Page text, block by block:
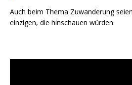
Auch beim Thema Zuwanderung
einzigen, die hinschauen würden.